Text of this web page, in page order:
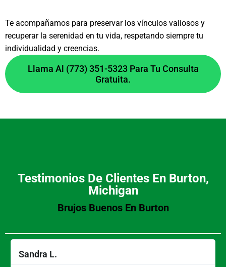
Te acompañamos para preservar los vínculos valiosos y
recuperar la serenidad en tu vida, respetando siempre tu
individualidad y creencias.
Llama Al (773) 351-5323 Para Tu Consulta
Gratuita.
Testimonios De Clientes En Burton,
Michigan
Brujos Buenos En Burton
Sandra L.